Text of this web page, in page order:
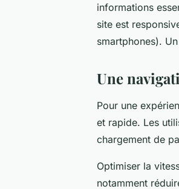
informations
site est
smartphones).
Une
Pour une
et rapide. Les
chargement de
Optimiser la
notamment